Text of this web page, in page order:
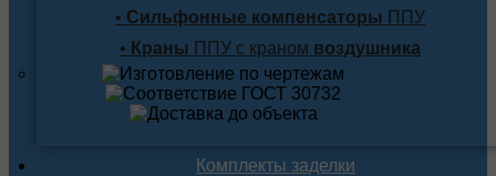
• Сильфонные компенсаторы ППУ
• Краны ППУ с краном воздушника
Комплекты заделки